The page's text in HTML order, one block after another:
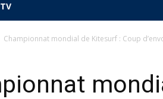
Championnat mondial de Kitesurf : Coup